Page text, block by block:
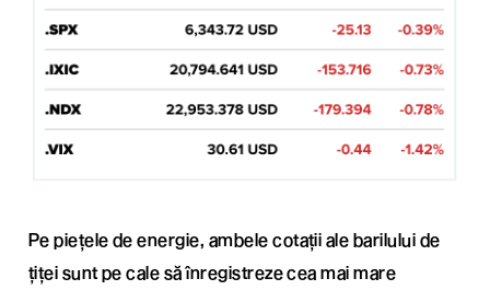
Pe piețele de energie, ambele cotații ale barilului de
țiței sunt pe cale să înregistreze cea mai mare